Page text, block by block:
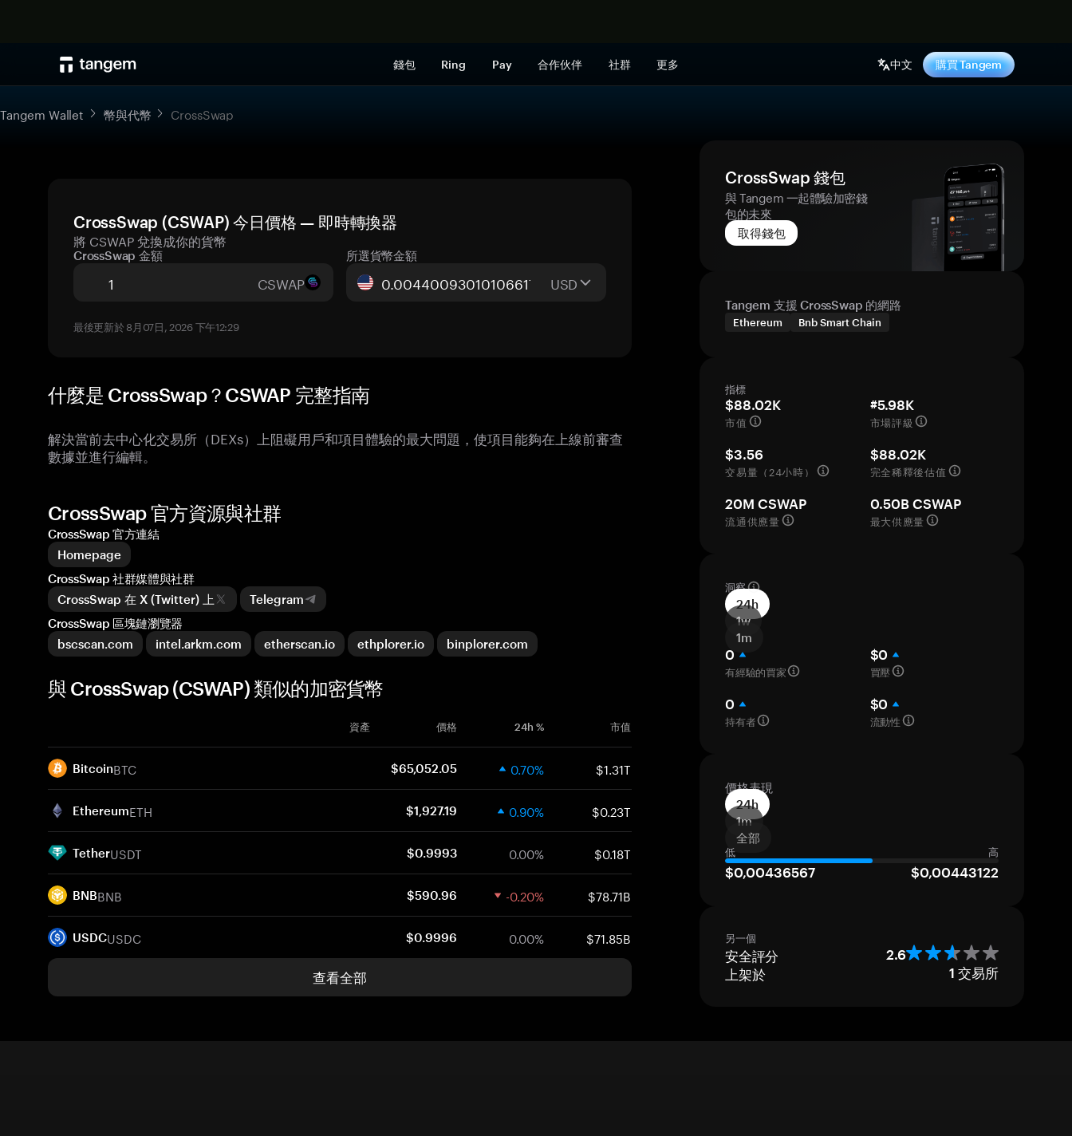
錢包 Ring Pay 合作伙伴 社群 更多 中文 購買 Tangem
Tangem Wallet 幣與代幣 CrossSwap
CrossSwap (CSWAP) 今日價格 — 即時轉換器
將 CSWAP 兌換成你的貨幣
CrossSwap 金額
CSWAP
所選貨幣金額
USD
最後更新於 8月07日, 2026 下午12:29
什麼是 CrossSwap？CSWAP 完整指南
解決當前去中心化交易所（DEXs）上阻礙用戶和項目體驗的最大問題，使項目能夠在上線前審查
數據並進行編輯。
CrossSwap 錢包
與 Tangem 一起體驗加密錢
包的未來
取得錢包
Tangem 支援 CrossSwap 的網路
Ethereum Bnb Smart Chain
指標
$88.02K
市值
#5.98K
市場評級
$3.56
交易量（24小時）
$88.02K
完全稀釋後估值
20M CSWAP
流通供應量
0.50B CSWAP
最大供應量
洞察
24h
1w
1m
0
有經驗的買家
$0
買壓
0
持有者
$0
流動性
價格表現
24h
1m
全部
低 高
$0,00436567 $0,00443122
另一個
安全評分 2.6
上架於 1 交易所
CrossSwap 官方資源與社群
CrossSwap 官方連結
Homepage
CrossSwap 社群媒體與社群
CrossSwap 在 X (Twitter) 上
Telegram
CrossSwap 區塊鏈瀏覽器
bscscan.com
intel.arkm.com etherscan.io ethplorer.io binplorer.com
與 CrossSwap (CSWAP) 類似的加密貨幣
資產 價格 24h % 市值
BitcoinBTC $65,052.05 0.70% $1.31T
EthereumETH $1,927.19 0.90% $0.23T
TetherUSDT $0.9993 0.00% $0.18T
BNBBNB $590.96 -0.20% $78.71B
USDCUSDC $0.9996 0.00% $71.85B
查看全部